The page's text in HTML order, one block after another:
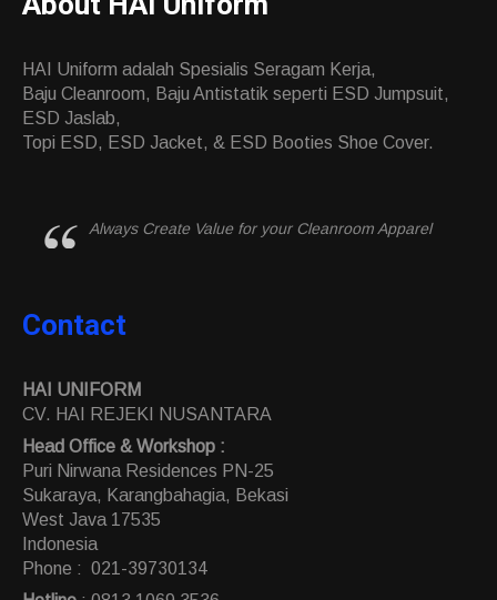
HAI Uniform adalah Spesialis Seragam Kerja,
Baju Cleanroom, Baju Antistatik seperti ESD Jumpsuit,
ESD Jaslab,
Topi ESD, ESD Jacket, & ESD Booties Shoe Cover.
Always Create Value for your Cleanroom Apparel
Contact
HAI UNIFORM
CV. HAI REJEKI NUSANTARA
Head Office & Workshop :
Puri Nirwana Residences PN-25
Sukaraya, Karangbahagia, Bekasi
West Java 17535
Indonesia
Phone : 021-39730134